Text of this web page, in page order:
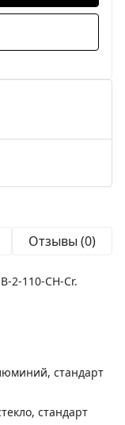
Отзывы (0)
2-110-CH-Cr.
стандарт
стандарт